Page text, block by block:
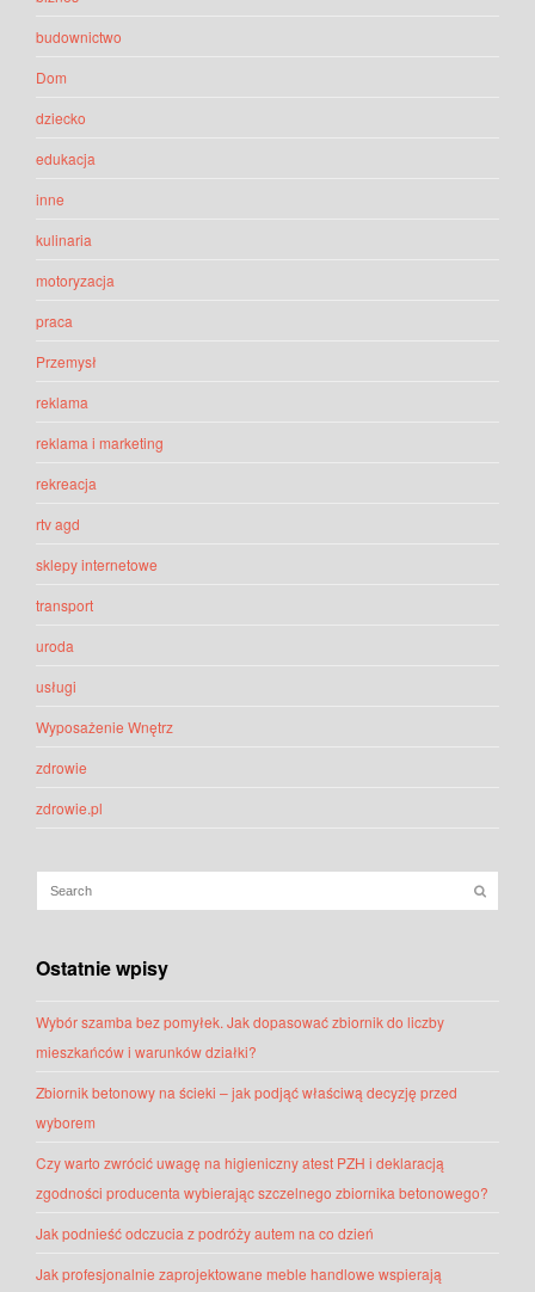
budownictwo
Dom
dziecko
edukacja
inne
kulinaria
motoryzacja
praca
Przemysł
reklama
reklama i marketing
rekreacja
rtv agd
sklepy internetowe
transport
uroda
usługi
Wyposażenie Wnętrz
zdrowie
zdrowie.pl
Ostatnie wpisy
Wybór szamba bez pomyłek. Jak dopasować zbiornik do liczby
mieszkańców i warunków działki?
Zbiornik betonowy na ścieki – jak podjąć właściwą decyzję przed
wyborem
Czy warto zwrócić uwagę na higieniczny atest PZH i deklaracją
zgodności producenta wybierając szczelnego zbiornika betonowego?
Jak podnieść odczucia z podróży autem na co dzień
Jak profesjonalnie zaprojektowane meble handlowe wspierają